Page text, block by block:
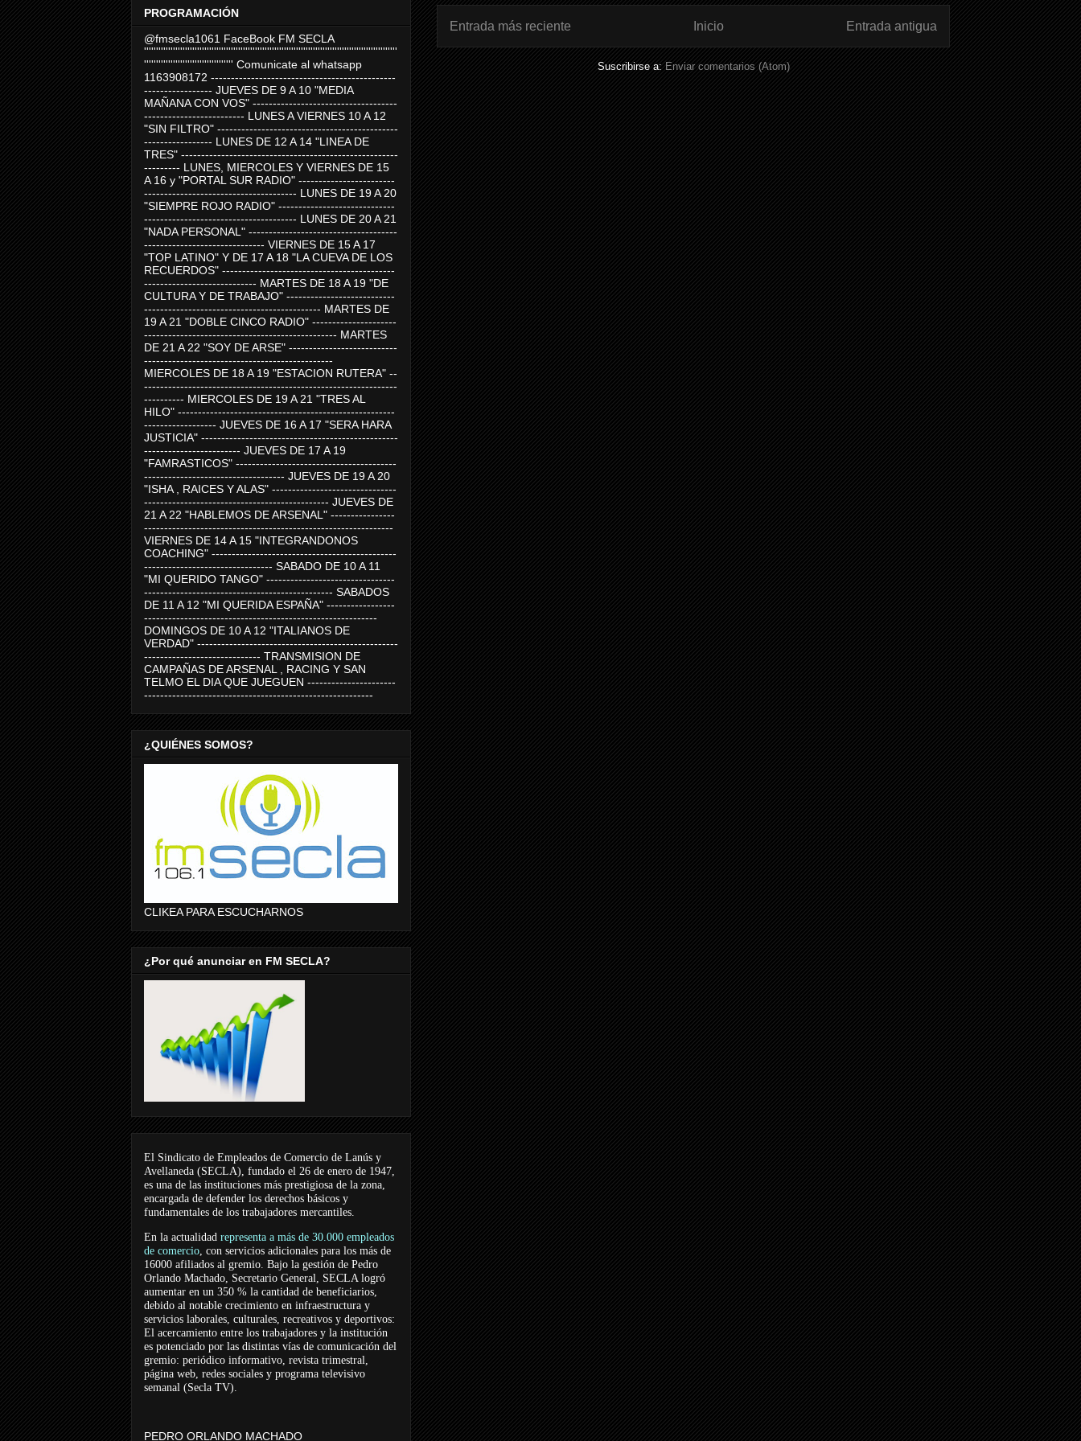
Entrada más reciente Entrada antigua
Inicio
Suscribirse a: Enviar comentarios (Atom)
PROGRAMACIÓN
@fmsecla1061 FaceBook FM SECLA
'''''''''''''''''''''''''''''''''''''''''''''''''''''''''''''''''''''''''''''''''''''''''''''''''''''''''
''''''''''''''''''''''''''''''''''''' Comunicate al whatsapp
1163908172 ----------------------------------------------
----------------- JUEVES DE 9 A 10 "MEDIA
MAÑANA CON VOS" ------------------------------------
------------------------- LUNES A VIERNES 10 A 12
"SIN FILTRO" ---------------------------------------------
----------------- LUNES DE 12 A 14 "LINEA DE
TRES" ------------------------------------------------------
--------- LUNES, MIERCOLES Y VIERNES DE 15
A 16 y "PORTAL SUR RADIO" ------------------------
-------------------------------------- LUNES DE 19 A 20
"SIEMPRE ROJO RADIO" -----------------------------
-------------------------------------- LUNES DE 20 A 21
"NADA PERSONAL" -------------------------------------
------------------------------ VIERNES DE 15 A 17
"TOP LATINO" Y DE 17 A 18 "LA CUEVA DE LOS
RECUERDOS" -------------------------------------------
---------------------------- MARTES DE 18 A 19 "DE
CULTURA Y DE TRABAJO" ---------------------------
-------------------------------------------- MARTES DE
19 A 21 "DOBLE CINCO RADIO" ---------------------
------------------------------------------------ MARTES
DE 21 A 22 "SOY DE ARSE" ---------------------------
-----------------------------------------------
MIERCOLES DE 18 A 19 "ESTACION RUTERA" --
---------------------------------------------------------------
---------- MIERCOLES DE 19 A 21 "TRES AL
HILO" ------------------------------------------------------
------------------ JUEVES DE 16 A 17 "SERA HARA
JUSTICIA" -------------------------------------------------
------------------------ JUEVES DE 17 A 19
"FAMRASTICOS" ----------------------------------------
----------------------------------- JUEVES DE 19 A 20
"ISHA , RAICES Y ALAS" -------------------------------
---------------------------------------------- JUEVES DE
21 A 22 "HABLEMOS DE ARSENAL" ----------------
--------------------------------------------------------------
VIERNES DE 14 A 15 "INTEGRANDONOS
COACHING" ----------------------------------------------
-------------------------------- SABADO DE 10 A 11
"MI QUERIDO TANGO" --------------------------------
----------------------------------------------- SABADOS
DE 11 A 12 "MI QUERIDA ESPAÑA" -----------------
----------------------------------------------------------
DOMINGOS DE 10 A 12 "ITALIANOS DE
VERDAD" --------------------------------------------------
----------------------------- TRANSMISION DE
CAMPAÑAS DE ARSENAL , RACING Y SAN
TELMO EL DIA QUE JUEGUEN ----------------------
---------------------------------------------------------
¿QUIÉNES SOMOS?
CLIKEA PARA ESCUCHARNOS
¿Por qué anunciar en FM SECLA?
El Sindicato de Empleados de Comercio de Lanús y
Avellaneda (SECLA), fundado el 26 de enero de 1947,
es una de las instituciones más prestigiosa de la zona,
encargada de defender los derechos básicos y
fundamentales de los trabajadores mercantiles.
En la actualidad representa a más de 30.000 empleados
de comercio, con servicios adicionales para los más de
16000 afiliados al gremio. Bajo la gestión de Pedro
Orlando Machado, Secretario General, SECLA logró
aumentar en un 350 % la cantidad de beneficiarios,
debido al notable crecimiento en infraestructura y
servicios laborales, culturales, recreativos y deportivos:
El acercamiento entre los trabajadores y la institución
es potenciado por las distintas vías de comunicación del
gremio: periódico informativo, revista trimestral,
página web, redes sociales y programa televisivo
semanal (Secla TV).
PEDRO ORLANDO MACHADO